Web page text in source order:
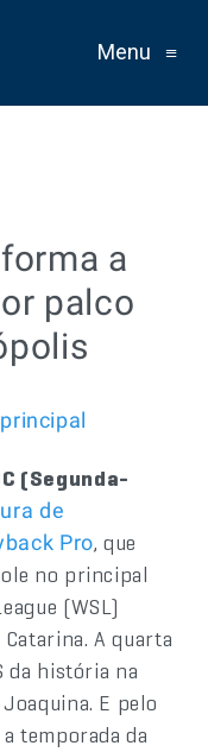
Menu ≡
a
palco
principal
(Segunda-
de
Pro, que
no principal
(WSL)
A quarta
da história na
E pelo
temporada da